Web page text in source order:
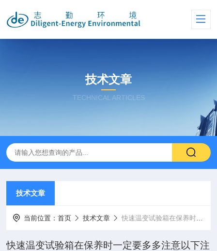
技术文章
TECHNICAL ARTICLES
技术文章
当前位置：首页 技术文章 快速温变试验箱在保养时一定要多多注意以下注意事项
快速温变试验箱在保养时一定要多多注意以下注